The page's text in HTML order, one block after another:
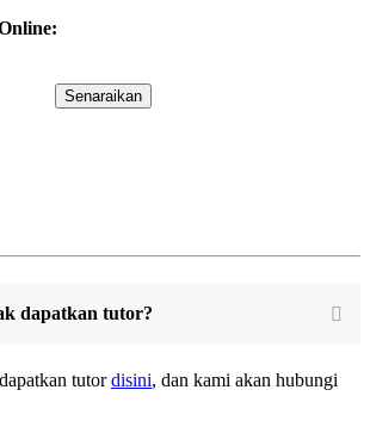
Senaraikan
dapatkan tutor?
tutordisini, dan kami akan hubungi